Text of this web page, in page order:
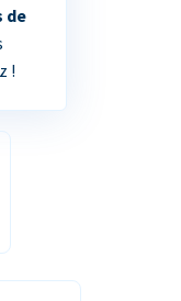
de
!